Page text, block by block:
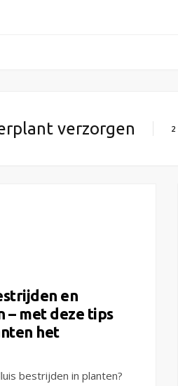
verzorgen 2
en
– met deze tips
het
bestrijden in planten?